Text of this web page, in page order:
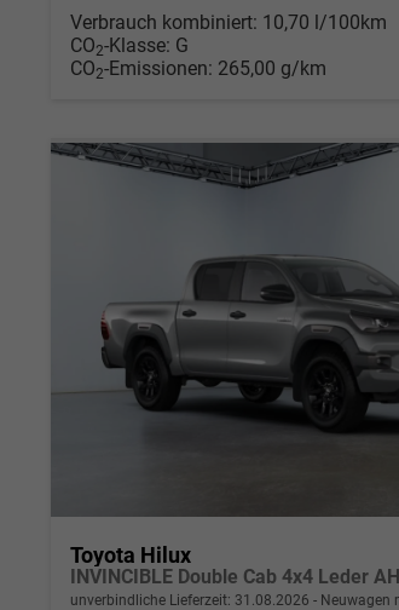
Verbrauch kombiniert: 10,70 l/100km
CO2-Klasse: G
CO2-Emissionen: 265,00 g/km
Toyota Hilux
unverbindliche Lieferzeit: 31.08.2026 Neuwagen